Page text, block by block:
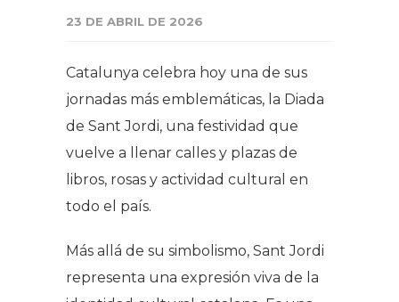
23 DE ABRIL DE 2026
Catalunya celebra hoy una de sus
jornadas más emblemáticas, la Diada
de Sant Jordi, una festividad que
vuelve a llenar calles y plazas de
libros, rosas y actividad cultural en
todo el país.
Más allá de su simbolismo, Sant Jordi
representa una expresión viva de la